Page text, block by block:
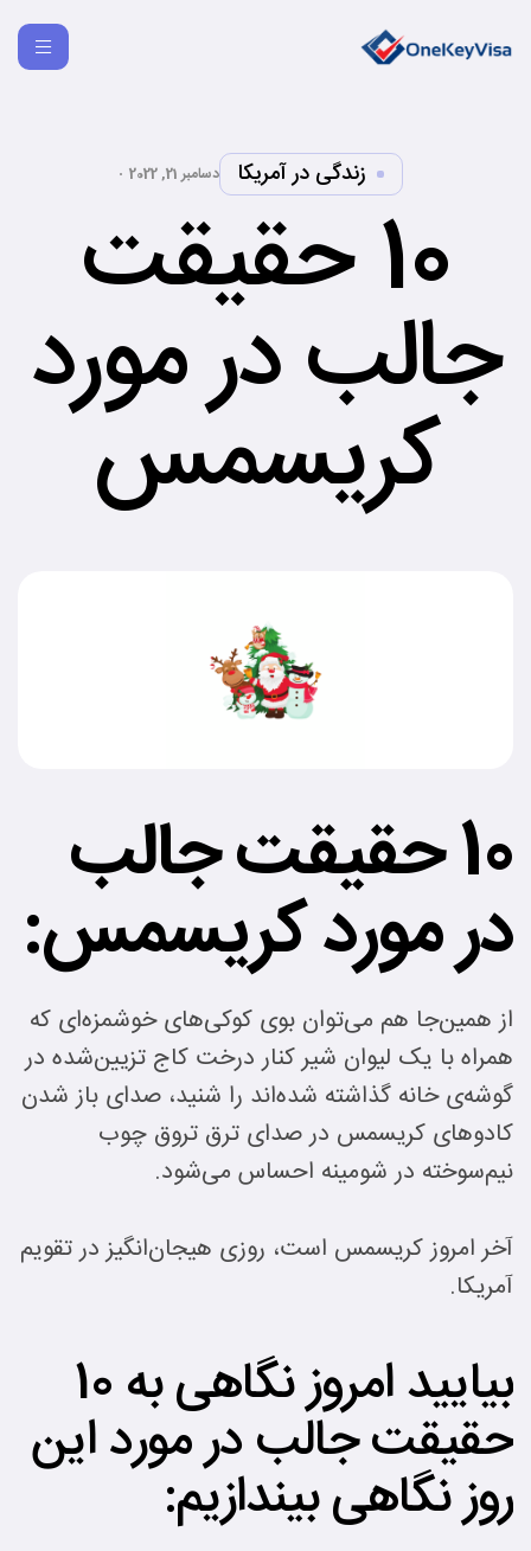
زندگی در آمریکا دسامبر 21, 2022
10 حقیقت
جالب در مورد
کریسمس
10 حقیقت جالب
در مورد کریسمس:
از همین‌جا هم می‌توان بوی کوکی‌های خوشمزه‌ای که
همراه با یک لیوان شیر کنار درخت کاج تزیین‌شده در
گوشه‌ی خانه گذاشته شده‌اند را شنید، صدای باز شدن
کادوهای کریسمس در صدای ترق تروق چوب
نیم‌سوخته در شومینه احساس می‌شود.
آخر امروز کریسمس است، روزی هیجان‌انگیز در تقویم
آمریکا.
بیایید امروز نگاهی به 10
حقیقت جالب در مورد این
روز نگاهی بیندازیم: